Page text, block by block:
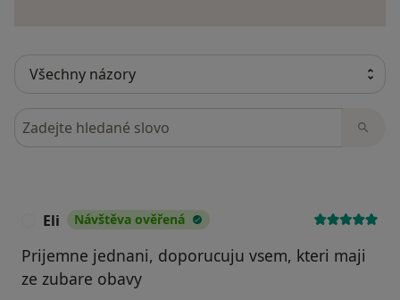
Hledejte v názorech
Eli Návštěva ověřená
Prijemne jednani, doporucuju vsem, kteri maji
ze zubare obavy